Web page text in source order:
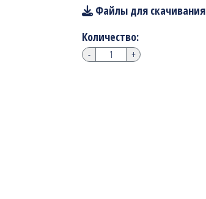
Файлы для скачивания
Количество:
- +